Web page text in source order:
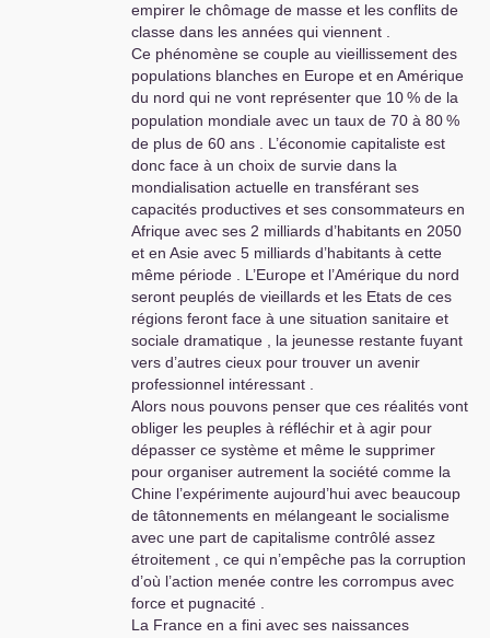
question est posée de prendre la
mesure des deux grandes
avancées de la machine de Turing
et de la cybernétique, pour ce
qu’elles ouvrent comme possibilités
et nécessités au travail, et encore
plus largement aux sociétés et à la
manière dont les hommes peuvent
se comprendre jusque dans leurs
rapports sociaux, leurs liens avec la
nature et leur rapport à leur
intelligence d’eux-mêmes.
Les pays de l’Est avaient pris la
mesure de l’enjeu dans les années
60 de cette nouvelle donne. Une
des causes de leur échec fut de ne
pas avoir réussi à assumer un
nouveau modèle de développement
fondé sur la sublimation et donc l’
économie du travail intellectuel
comme les forces productives
issues duXIX’ l’ont permis fait pour
le travail manuel.
Une des causes du déracinement
du PCFrelève de la même difficulté
d’être lucide sur ce défi.
Une des questions posées à tous
empirer le chômage de masse et les conflits de
classe dans les années qui viennent .
Ce phénomène se couple au vieillissement des
populations blanches en Europe et en Amérique
du nord qui ne vont représenter que 10% de la
population mondiale avec un taux de 70 à 80%
de plus de 60 ans . L’économie capitaliste est
donc face à un choix de survie dans la
mondialisation actuelle en transférant ses
capacités productives et ses consommateurs en
Afrique avec ses 2 milliards d’habitants en 2050
et en Asie avec 5 milliards d’habitants à cette
même période . L’Europe et l’Amérique du nord
seront peuplés de vieillards et les Etats de ces
régions feront face à une situation sanitaire et
sociale dramatique , la jeunesse restante fuyant
vers d’autres cieux pour trouver un avenir
professionnel intéressant .
Alors nous pouvons penser que ces réalités vont
obliger les peuples à réfléchir et à agir pour
dépasser ce système et même le supprimer
pour organiser autrement la société comme la
Chine l’expérimente aujourd’hui avec beaucoup
de tâtonnements en mélangeant le socialisme
avec une part de capitalisme contrôlé assez
étroitement , ce qui n’empêche pas la corruption
d’où l’action menée contre les corrompus avec
force et pugnacité .
La France en a fini avec ses naissances